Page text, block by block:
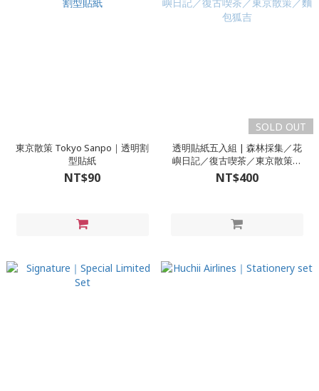
東京散策 Tokyo Sanpo｜透明割
型貼紙
NT$90
SOLD OUT
透明貼紙五入組 | 森林採集／花
嶼日記／復古喫茶／東京散策／
麵包狐吉
NT$400